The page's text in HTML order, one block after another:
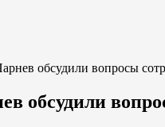
обсудили вопросы
обсудили